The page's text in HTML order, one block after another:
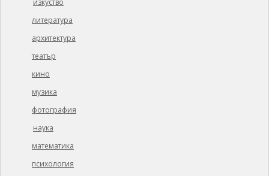
изкуство
литература
архитектура
театър
кино
музика
фотография
наука
математика
психология